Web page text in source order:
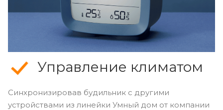
Управление климатом
Синхронизировав будильник с другими
устройствами из линейки Умный дом от компании